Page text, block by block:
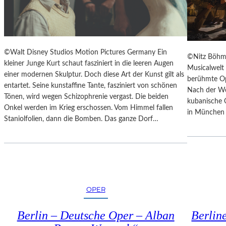
N
D
E
S
T
H
E
A
T
E
A
Y
M
E
D
O
K
M
N
T
A
©Walt Disney Studios Motion Pictures Germany Ein
kleiner Junge Kurt schaut fasziniert in die leeren Augen
einer modernen Skulptur. Doch diese Art der Kunst gilt als
entartet. Seine kunstaffine Tante, fasziniert von schönen
Tönen, wird wegen Schizophrenie vergast. Die beiden
Onkel werden im Krieg erschossen. Vom Himmel fallen
Staniolfolien, dann die Bomben. Das ganze Dorf…
©Nitz
berühmte
Nach der
kubanische
in München
OPER
Berlin – Deutsche Oper – Alban